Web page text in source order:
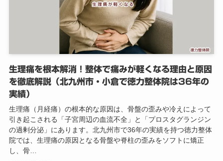
生理痛を根本解消！整体で痛みが軽くなる理由と原因
を徹底解説（北九州市・小倉で徳力整体院は36年の
実績）
生理痛（月経痛）の根本的な原因は、骨盤の歪みや冷えによって
引き起こされる「子宮周辺の血流不全」と「プロスタグランジン
の過剰分泌」にあります。北九州市で36年の実績を持つ徳力整体
院では、生理痛の原因となる骨盤や脊柱の歪みをソフトに矯正
し、骨…